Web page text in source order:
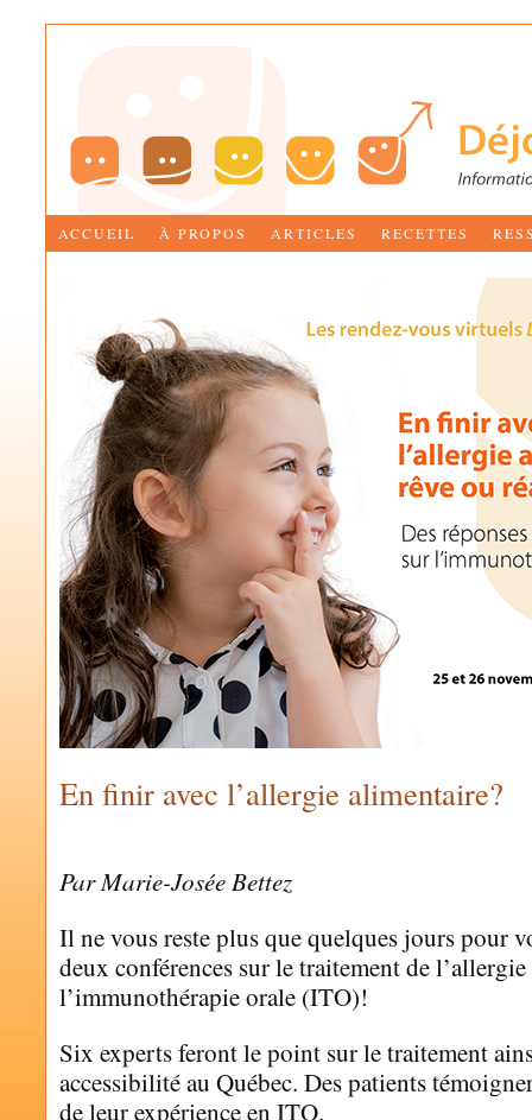
ACCUEIL À PROPOS ARTICLES RECETTES
En finir avec l’allergie alimentaire?
Par Marie-Josée Bettez
Il ne vous reste plus que quelques jours pour
deux conférences sur le traitement de
l’immunothérapie orale (ITO)!
Six experts feront le point sur le traitement
accessibilité au Québec. Des patients
de leur expérience en ITO.